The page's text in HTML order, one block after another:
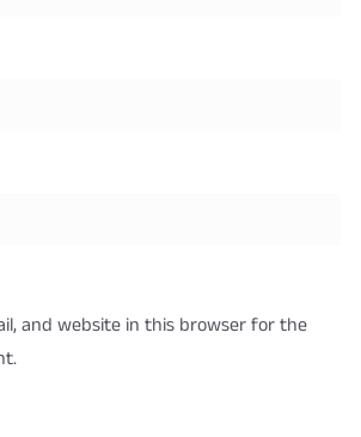
and website in this browser for the